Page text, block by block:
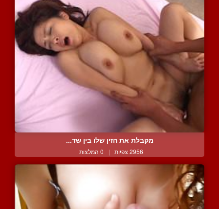
מקבלת את הזין שלו בין שד...
2956 צפיות | 0 המלצות